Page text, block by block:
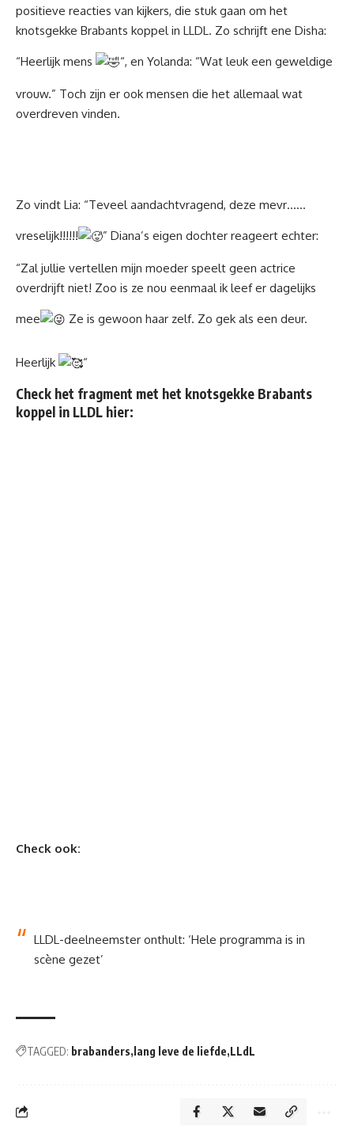
positieve reacties van kijkers, die stuk gaan om het
knotsgekke Brabants koppel in LLDL. Zo schrijft ene Disha:
“Heerlijk mens “, en Yolanda: “Wat leuk een geweldige
vrouw.” Toch zijn er ook mensen die het allemaal wat
overdreven vinden.
Zo vindt Lia: “Teveel aandachtvragend, deze mevr……
vreselijk!!!!!! ” Diana’s eigen dochter reageert echter:
“Zal jullie vertellen mijn moeder speelt geen actrice
overdrijft niet! Zoo is ze nou eenmaal ik leef er dagelijks
mee Ze is gewoon haar zelf. Zo gek als een deur.
Heerlijk “
Check het fragment met het knotsgekke Brabants
koppel in LLDL hier:
Check ook:
LLDL-deelneemster onthult: ‘Hele programma is in
scène gezet’
TAGGED: brabanders lang leve de liefde LLdL